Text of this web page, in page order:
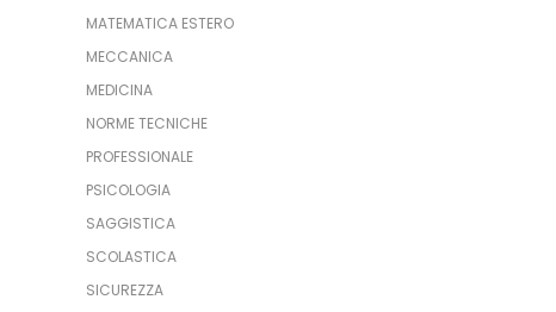
MATEMATICA ESTERO
MECCANICA
MEDICINA
NORME TECNICHE
PROFESSIONALE
PSICOLOGIA
SAGGISTICA
SCOLASTICA
SICUREZZA